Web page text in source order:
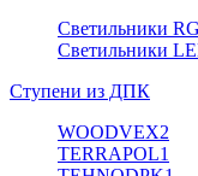
Светильники
Светильники
Ступени из ДПК
WOODVEX2
TERRAPOL1